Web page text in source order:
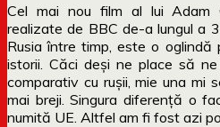
Cel mai nou film al lui Adam
realizate de BBC de-a lungul a
Rusia între timp, este o
istorii. Căci deși ne place să
comparativ cu rușii, mie una mi
mai breji. Singura diferență o
numită UE. Altfel am fi fost azi